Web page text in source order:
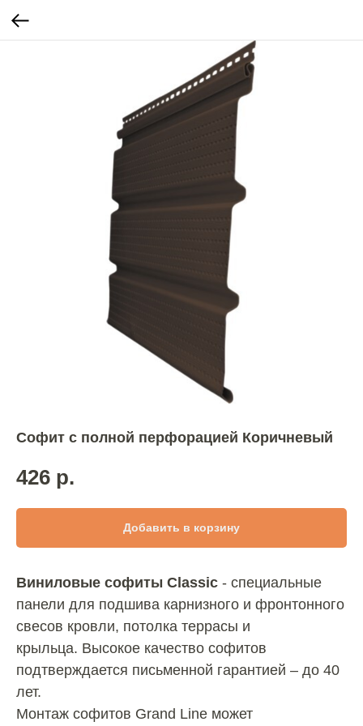
Софит с полной перфорацией Коричневый
426 р.
Добавить в корзину
Виниловые софиты Classic - специальные
панели для подшива карнизного и фронтонного
свесов кровли, потолка террасы и
крыльца. Высокое качество софитов
подтверждается письменной гарантией – до 40
лет.
Монтаж софитов Grand Line может